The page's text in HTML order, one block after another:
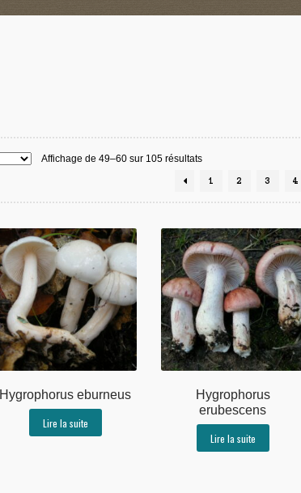
Affichage de 49–60 sur 105 résultats
1 2 3 4
Hygrophorus eburneus
Lire la suite
Hygrophorus
erubescens
Lire la suite